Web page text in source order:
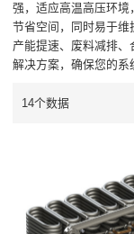
强，适应高温高压环境
节省空间，同时易于
产能提速、废料减排
解决方案，确保您的系
14个数据